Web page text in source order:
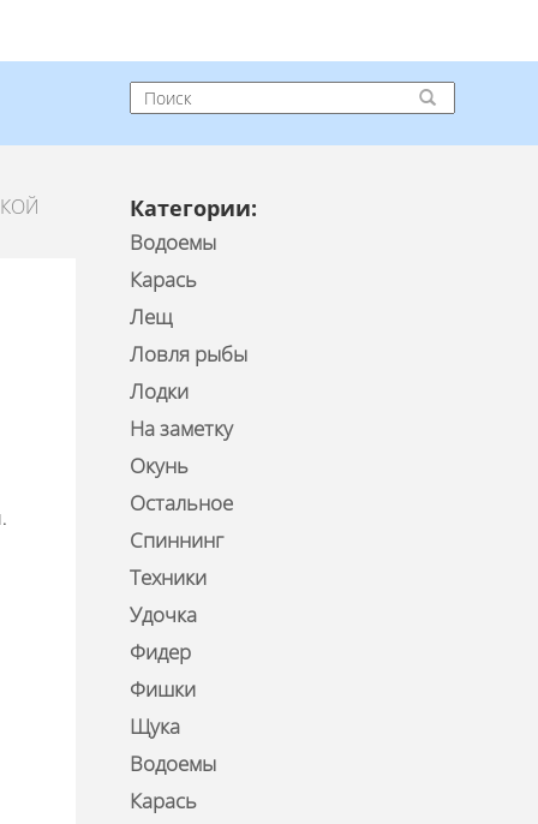
Категории:
Водоемы
Карась
Лещ
Ловля рыбы
Лодки
На заметку
Окунь
Остальное
Спиннинг
Техники
Удочка
Фидер
Фишки
Щука
Водоемы
Карась